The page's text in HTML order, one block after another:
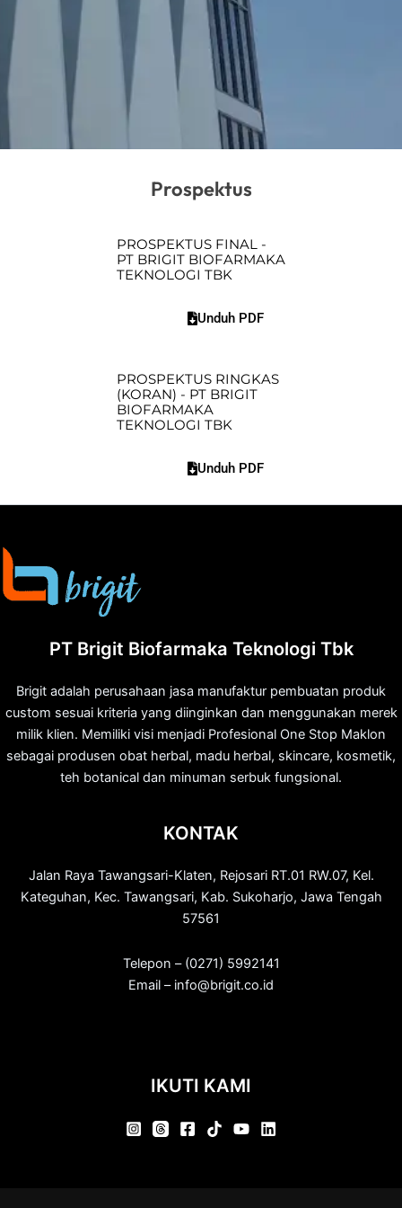
Prospektus
PROSPEKTUS FINAL -
PT BRIGIT BIOFARMAKA
TEKNOLOGI TBK
Unduh PDF
PROSPEKTUS RINGKAS
(KORAN) - PT BRIGIT
BIOFARMAKA
TEKNOLOGI TBK
Unduh PDF
PT Brigit Biofarmaka Teknologi Tbk
Brigit adalah perusahaan jasa manufaktur pembuatan produk
custom sesuai kriteria yang diinginkan dan menggunakan merek
milik klien. Memiliki visi menjadi Profesional One Stop Maklon
sebagai produsen obat herbal, madu herbal, skincare, kosmetik,
teh botanical dan minuman serbuk fungsional.
KONTAK
Jalan Raya Tawangsari-Klaten, Rejosari RT.01 RW.07, Kel.
Kateguhan, Kec. Tawangsari, Kab. Sukoharjo, Jawa Tengah
57561
Telepon – (0271) 5992141
Email – info@brigit.co.id
IKUTI KAMI